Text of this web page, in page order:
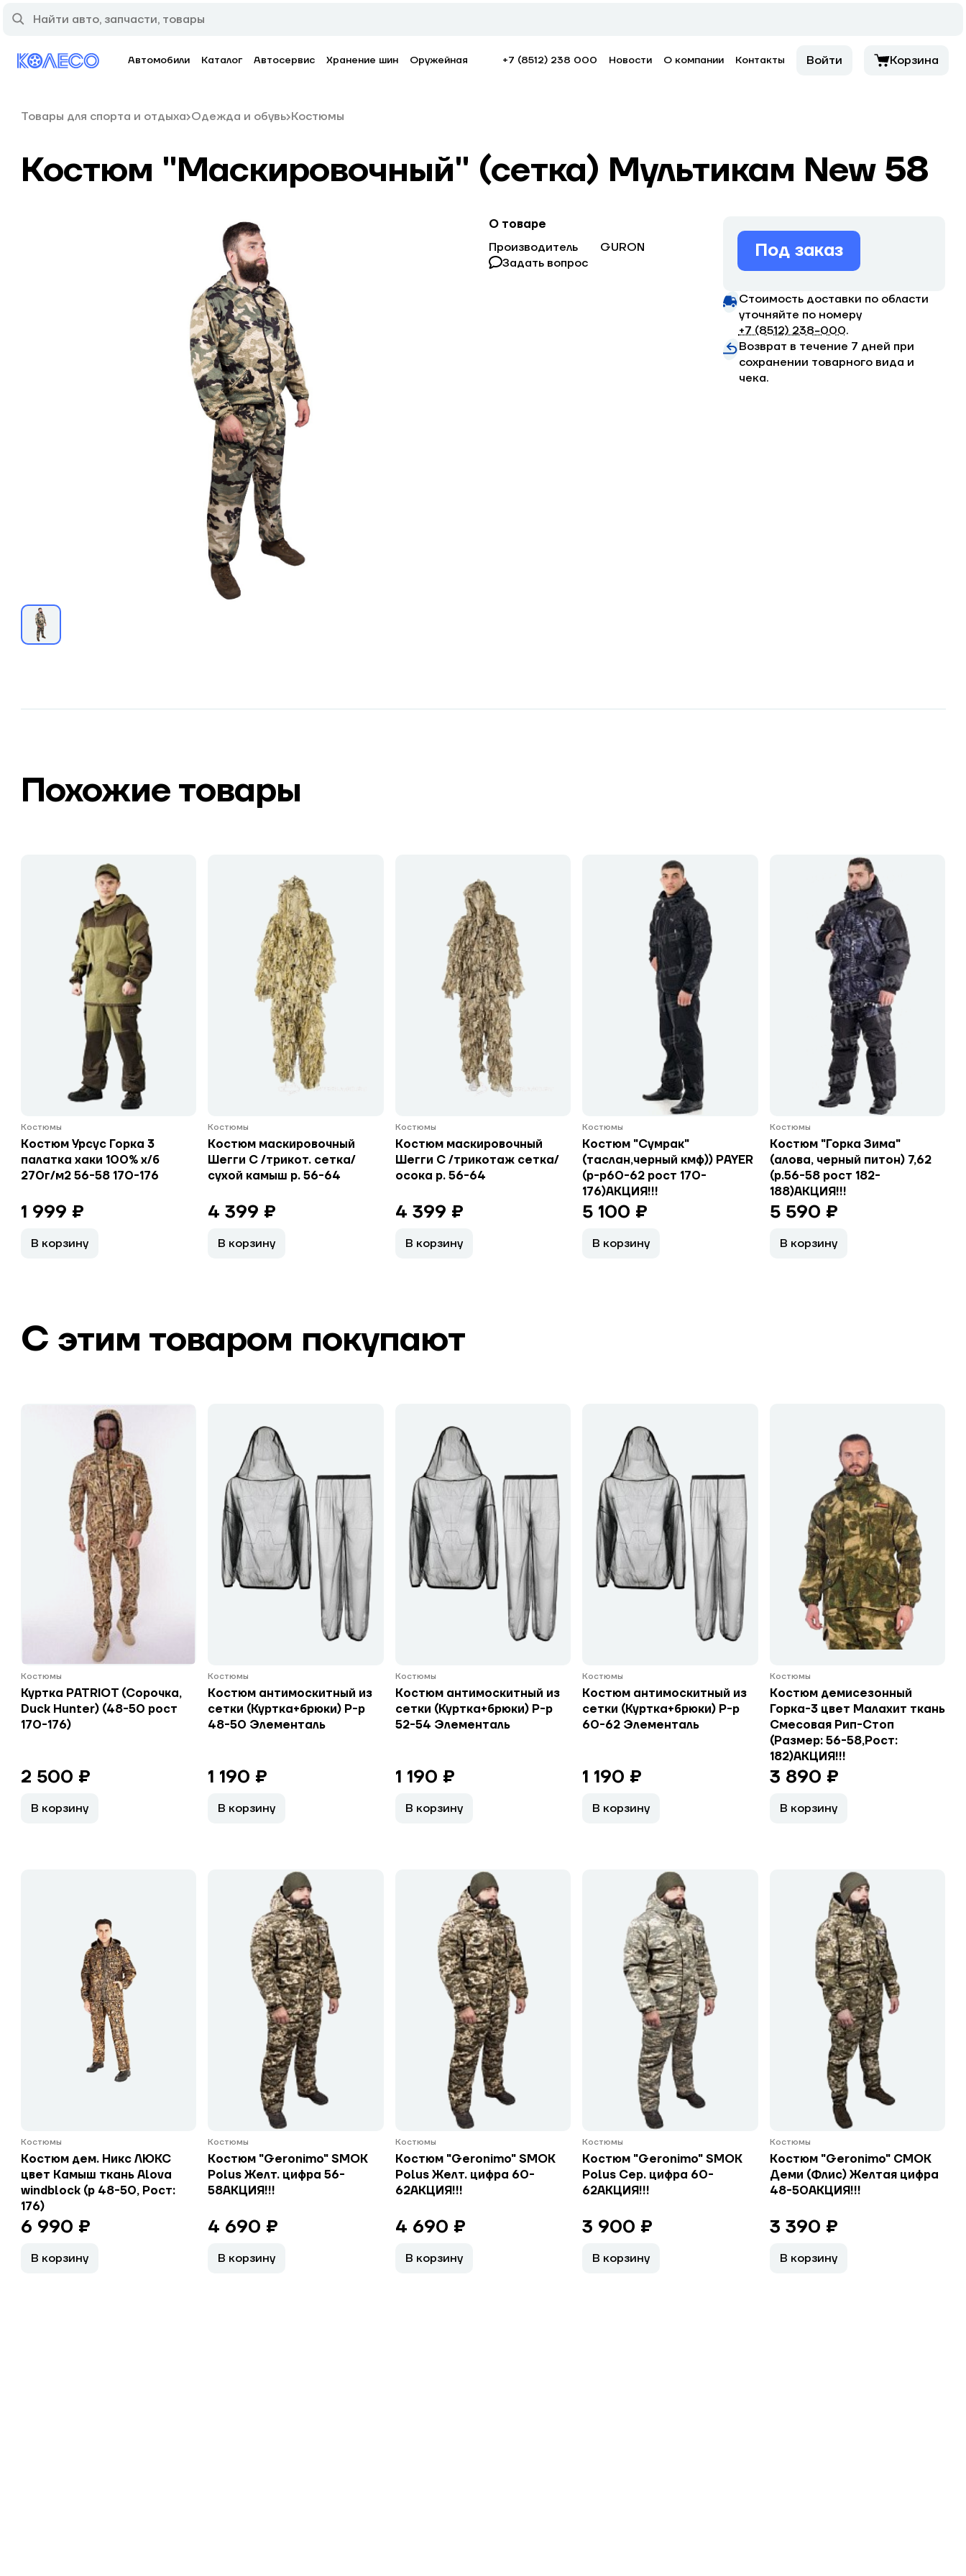
Автомобили Каталог Автосервис Хранение шин Оружейная +7 (8512) 238 000 Новости О компании Контакты Войти Корзина
Товары для спорта и отдыха Одежда и обувь Костюмы
Костюм "Маскировочный" (сетка) Мультикам New 58
О товаре
Производитель
GURON
Задать вопрос
Под заказ
Стоимость доставки по области
уточняйте по номеру
+7 (8512) 238−000.
Возврат в течение 7 дней при
сохранении товарного вида и
чека.
Похожие товары
Костюмы
Костюм Урсус Горка 3
палатка хаки 100% х/б
270г/м2 56-58 170-176
1 999 ₽
В корзину
Костюмы
Костюм маскировочный
Шегги С /трикот. сетка/
сухой камыш р. 56-64
4 399 ₽
В корзину
Костюмы
Костюм маскировочный
Шегги С /трикотаж сетка/
осока р. 56-64
4 399 ₽
В корзину
Костюмы
Костюм "Сумрак"
(таслан,черный кмф)) PAYER
(р-р60-62 рост 170-
176)АКЦИЯ!!!
5 100 ₽
В корзину
Костюмы
Костюм "Горка Зима"
(алова, черный питон) 7,62
(р.56-58 рост 182-
188)АКЦИЯ!!!
5 590 ₽
В корзину
С этим товаром покупают
Костюмы
Куртка PATRIOT (Сорочка,
Duck Hunter) (48-50 рост
170-176)
2 500 ₽
В корзину
Костюмы
Костюм антимоскитный из
сетки (Куртка+брюки) Р-р
48-50 Элементаль
1 190 ₽
В корзину
Костюмы
Костюм антимоскитный из
сетки (Куртка+брюки) Р-р
52-54 Элементаль
1 190 ₽
В корзину
Костюмы
Костюм антимоскитный из
сетки (Куртка+брюки) Р-р
60-62 Элементаль
1 190 ₽
В корзину
Костюмы
Костюм демисезонный
Горка-3 цвет Малахит ткань
Смесовая Рип-Стоп
(Размер: 56-58,Рост:
182)АКЦИЯ!!!
3 890 ₽
В корзину
Костюмы
Костюм дем. Никс ЛЮКС
цвет Камыш ткань Alova
windblock (р 48-50, Рост:
176)
6 990 ₽
В корзину
Костюмы
Костюм "Geronimo" SMOK
Polus Желт. цифра 56-
58АКЦИЯ!!!
4 690 ₽
В корзину
Костюмы
Костюм "Geronimo" SMOK
Polus Желт. цифра 60-
62АКЦИЯ!!!
4 690 ₽
В корзину
Костюмы
Костюм "Geronimo" SMOK
Polus Сер. цифра 60-
62АКЦИЯ!!!
3 900 ₽
В корзину
Костюмы
Костюм "Geronimo" СМОК
Деми (Флис) Желтая цифра
48-50АКЦИЯ!!!
3 390 ₽
В корзину